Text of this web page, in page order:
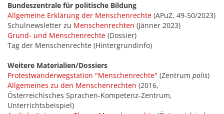
Bundeszentrale für politische Bildung
Allgemeine Erklärung der Menschenrechte (APuZ, 49-50/2023)
Schulnewsletter zu Menschenrechten (Jänner 2023)
Grund- und Menschenrechte (Dossier)
Tag der Menschenrechte (Hintergrundinfo)
Weitere Materialien/Dossiers
Protestwanderwegstation "Menschenrechte" (Zentrum polis)
Allgemeines zu den Menschenrechten (2016,
Österreichisches Sprachen-Kompetenz-Zentrum,
Unterrichtsbeispiel)